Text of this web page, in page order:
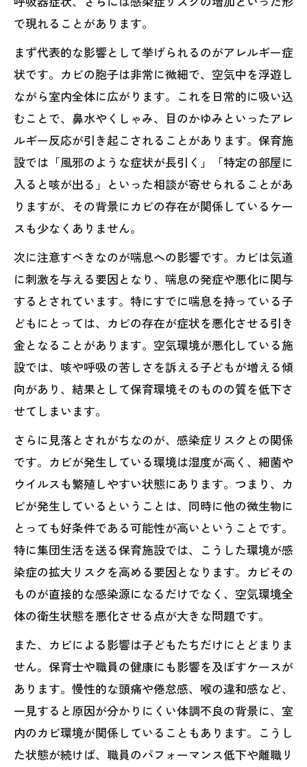
で現れることがあります。
まず代表的な影響として挙げられるのがアレルギー症
状です。カビの胞子は非常に微細で、空気中を浮遊し
ながら室内全体に広がります。これを日常的に吸い込
むことで、鼻水やくしゃみ、目のかゆみといったアレ
ルギー反応が引き起こされることがあります。保育施
設では「風邪のような症状が長引く」「特定の部屋に
入ると咳が出る」といった相談が寄せられることがあ
りますが、その背景にカビの存在が関係しているケー
スも少なくありません。
次に注意すべきなのが喘息への影響です。カビは気道
に刺激を与える要因となり、喘息の発症や悪化に関与
するとされています。特にすでに喘息を持っている子
どもにとっては、カビの存在が症状を悪化させる引き
金となることがあります。空気環境が悪化している施
設では、咳や呼吸の苦しさを訴える子どもが増える傾
向があり、結果として保育環境そのものの質を低下さ
せてしまいます。
さらに見落とされがちなのが、感染症リスクとの関係
です。カビが発生している環境は湿度が高く、細菌や
ウイルスも繁殖しやすい状態にあります。つまり、カ
ビが発生しているということは、同時に他の微生物に
とっても好条件である可能性が高いということです。
特に集団生活を送る保育施設では、こうした環境が感
染症の拡大リスクを高める要因となります。カビその
ものが直接的な感染源になるだけでなく、空気環境全
体の衛生状態を悪化させる点が大きな問題です。
また、カビによる影響は子どもたちだけにとどまりま
せん。保育士や職員の健康にも影響を及ぼすケースが
あります。慢性的な頭痛や倦怠感、喉の違和感など、
一見すると原因が分かりにくい体調不良の背景に、室
内のカビ環境が関係していることもあります。こうし
た状態が続けば、職員のパフォーマンス低下や離職リ